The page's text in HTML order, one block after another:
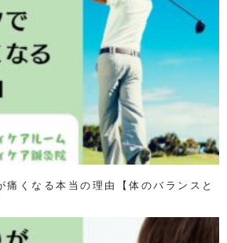
くなる本当の理由【体のバランスと